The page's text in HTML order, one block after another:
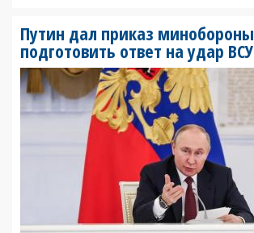
Путин дал приказ минобороны
подготовить ответ на удар ВСУ